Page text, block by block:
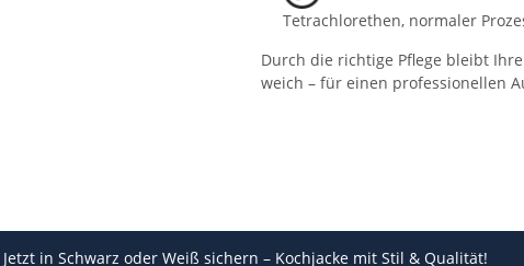
Tetrachlorethen, normaler
Durch die richtige Pflege bleibt
weich – für einen professionellen
Jetzt in Schwarz oder Weiß sichern – Kochjacke mit Stil & Qualität!